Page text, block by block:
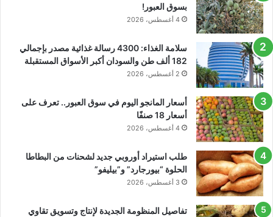
بسوق العبور!
4 أغسطس، 2026
سلامة الغذاء: 4300 رسالة غذائية مصدر بإجمالي
182 ألف طن والسودان أكبر الأسواق المستقبلة
2 أغسطس، 2026
أسعار المانجو اليوم في سوق العبور.. تعرف على
أسعار 18 صنفًا
4 أغسطس، 2026
طلب استيراد أوروبي جديد لشحنات من البطاطا
الحلوة “بيورجارد” و”بيليفو”
3 أغسطس، 2026
تفاصيل المنظومة الجديدة لإنتاج وتسويق تقاوي